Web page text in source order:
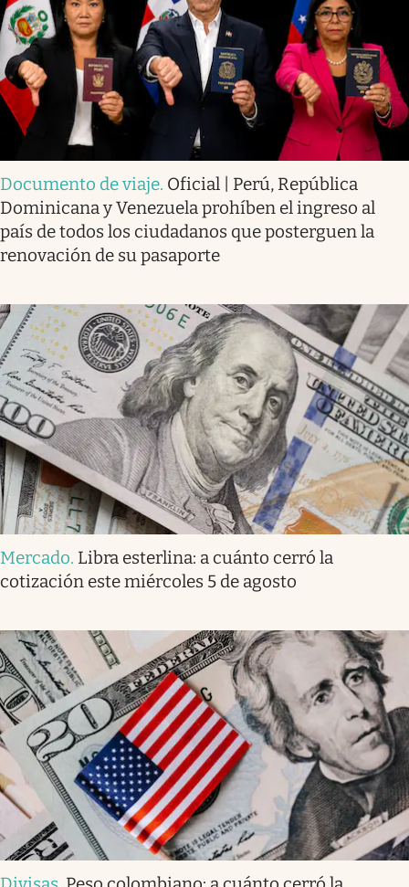
Documento de viaje. Oficial | Perú, República
Dominicana y Venezuela prohíben el ingreso al
país de todos los ciudadanos que posterguen la
renovación de su pasaporte
Mercado. Libra esterlina: a cuánto cerró la
cotización este miércoles 5 de agosto